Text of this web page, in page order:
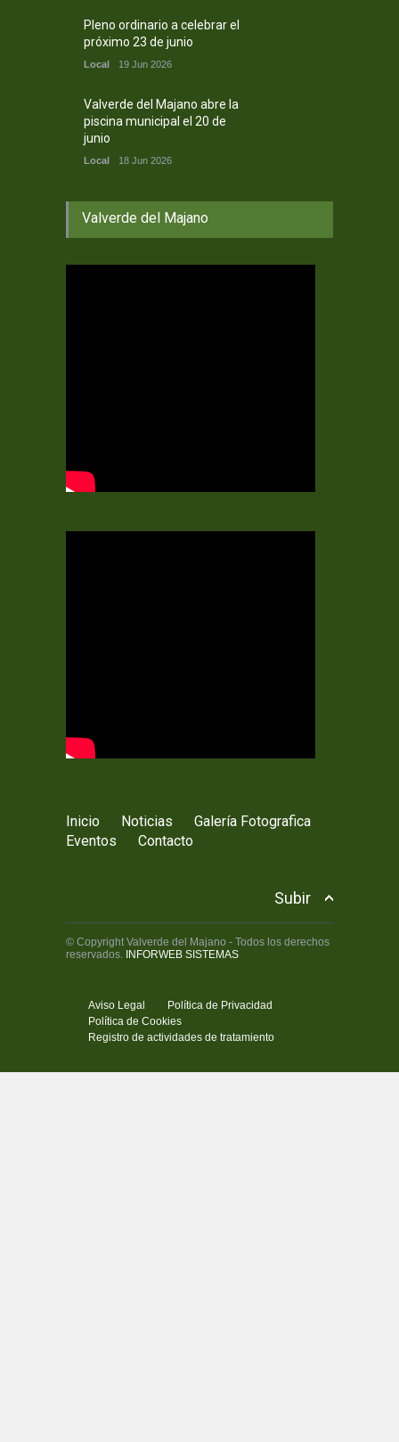
Pleno ordinario a celebrar el
próximo 23 de junio
Local 19 Jun 2026
Valverde del Majano abre la
piscina municipal el 20 de
junio
Local 18 Jun 2026
Valverde del Majano
Inicio Noticias
Galería Fotografica
Eventos
Contacto
Subir
© Copyright Valverde del Majano - Todos los derechos
reservados. INFORWEB SISTEMAS
Aviso Legal
Política de Privacidad
Política de Cookies
Registro de actividades de tratamiento